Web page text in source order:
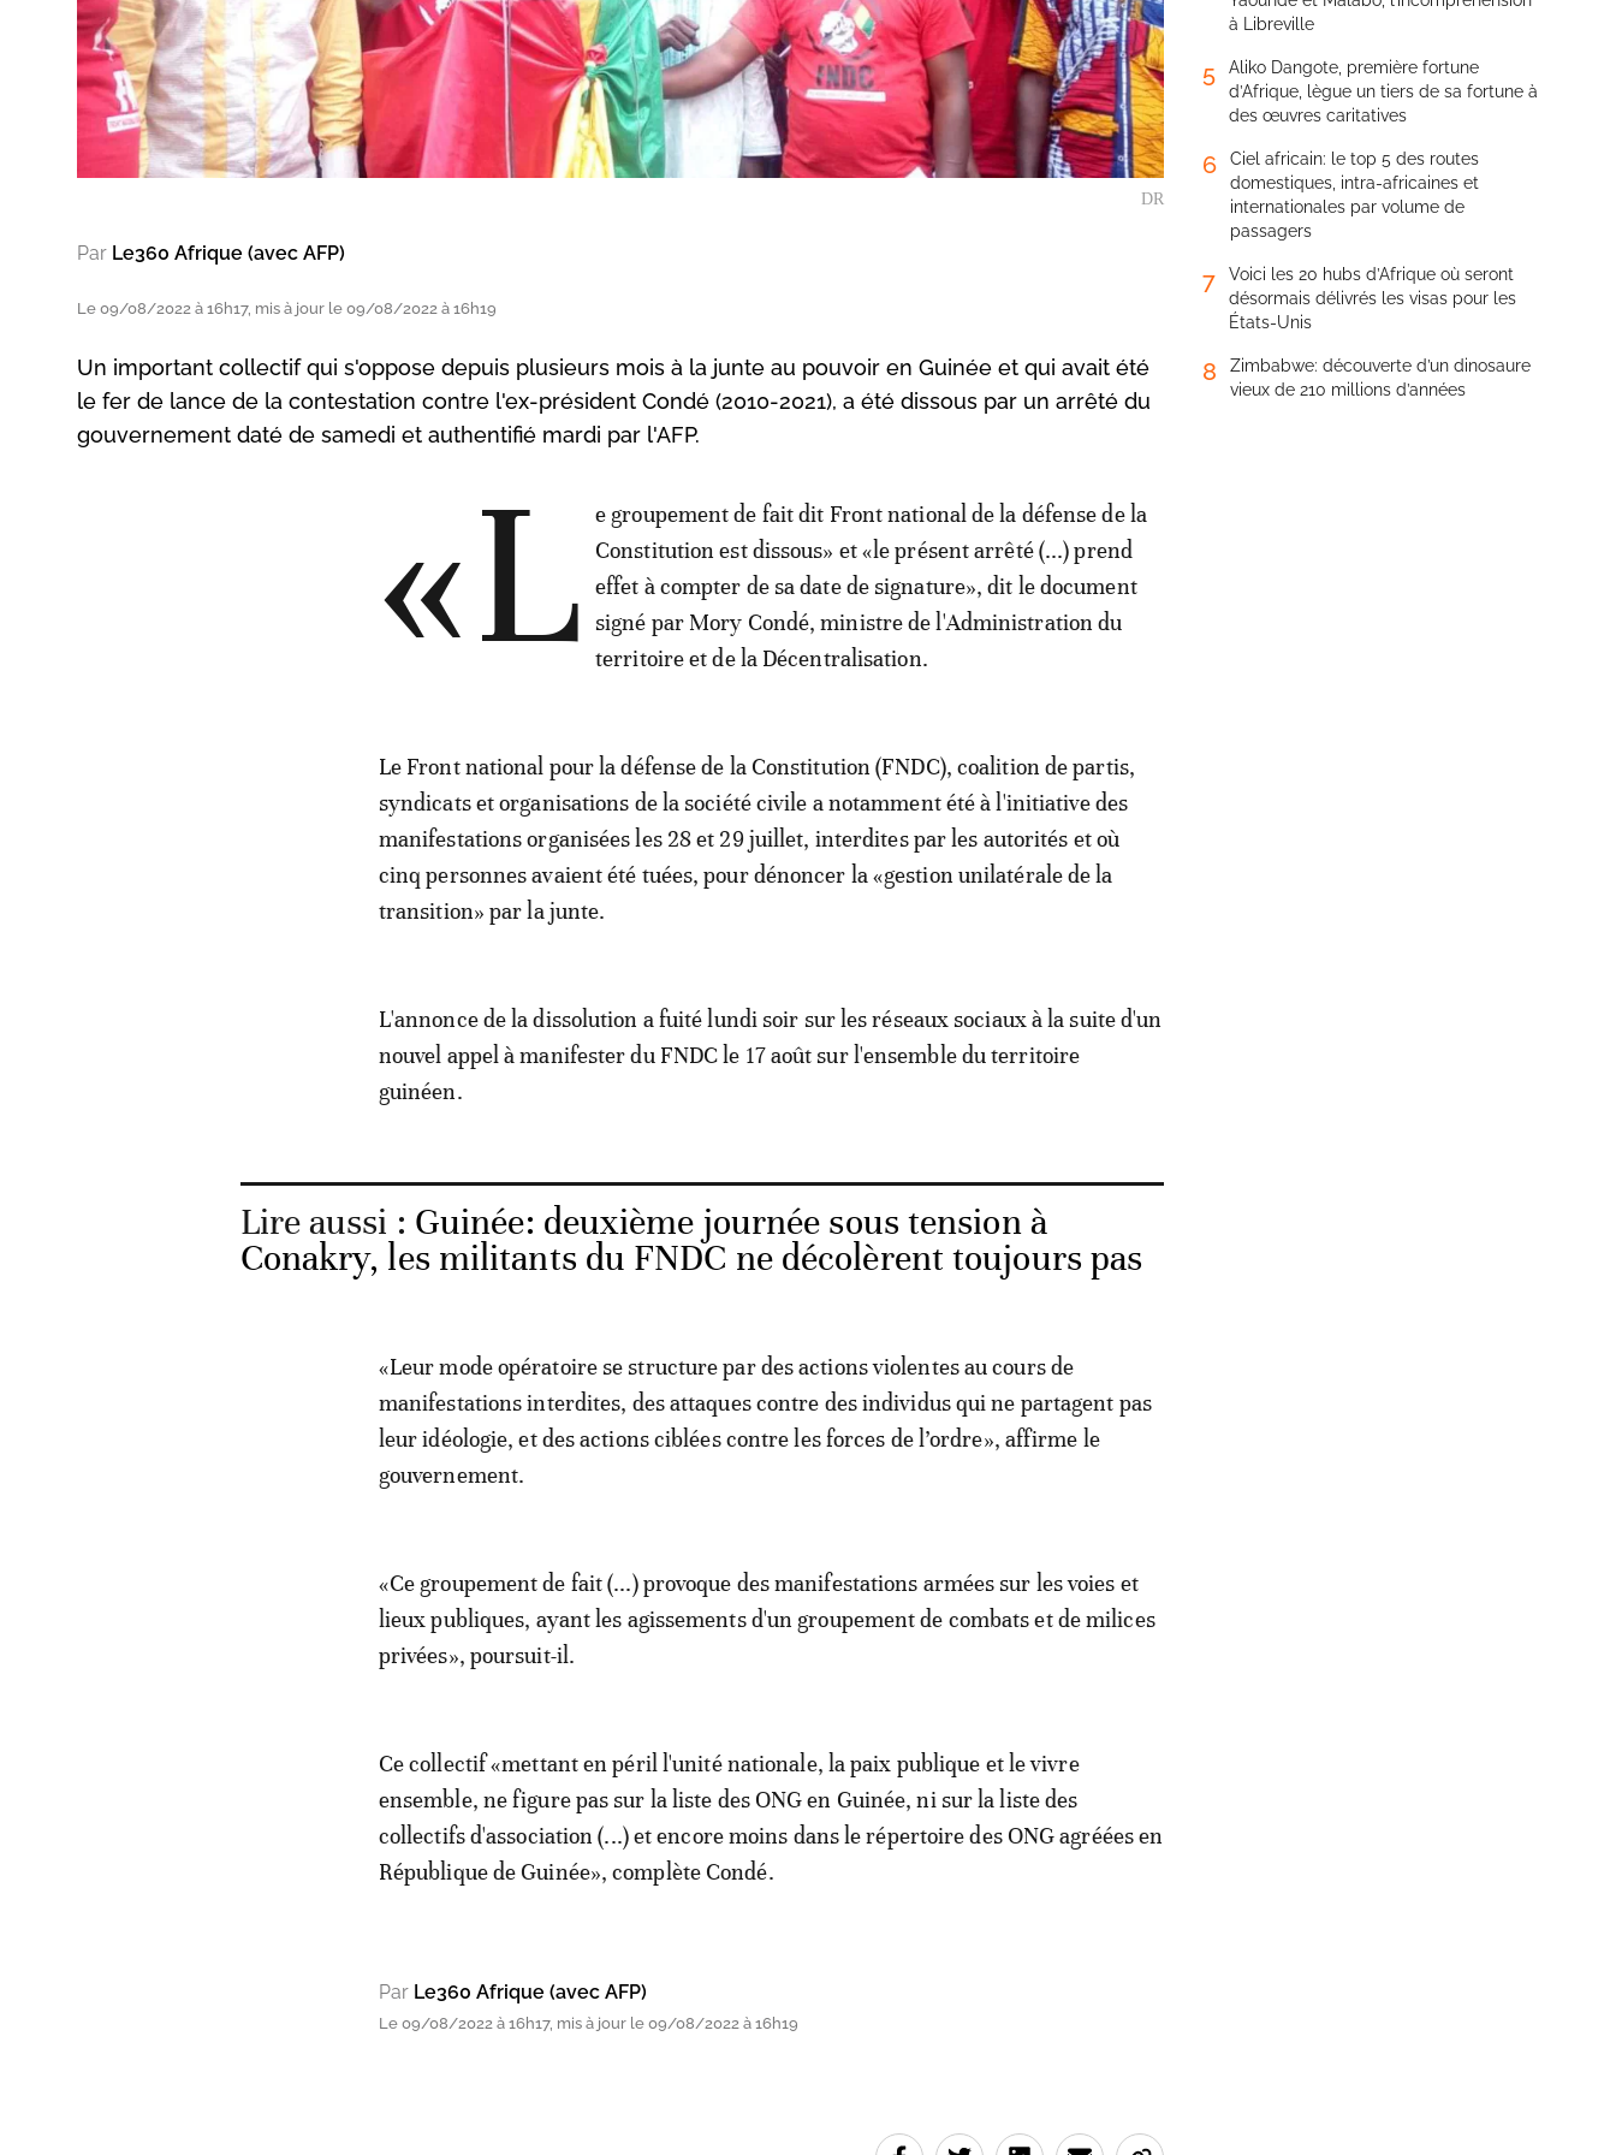
DR
Par Le360 Afrique (avec AFP)
Le 09/08/2022 à 16h17, mis à jour le 09/08/2022 à 16h19
Un important collectif qui s'oppose depuis plusieurs mois à la junte au pouvoir en Guinée et qui avait été
le fer de lance de la contestation contre l'ex-président Condé (2010-2021), a été dissous par un arrêté du
gouvernement daté de samedi et authentifié mardi par l'AFP.
«L
e groupement de fait dit Front national de la défense de la
Constitution est dissous» et «le présent arrêté (...) prend
effet à compter de sa date de signature», dit le document
signé par Mory Condé, ministre de l'Administration du
territoire et de la Décentralisation.
Le Front national pour la défense de la Constitution (FNDC), coalition de partis,
syndicats et organisations de la société civile a notamment été à l'initiative des
manifestations organisées les 28 et 29 juillet, interdites par les autorités et où
cinq personnes avaient été tuées, pour dénoncer la «gestion unilatérale de la
transition» par la junte.
L'annonce de la dissolution a fuité lundi soir sur les réseaux sociaux à la suite d'un
nouvel appel à manifester du FNDC le 17 août sur l'ensemble du territoire
guinéen.
Lire aussi : Guinée: deuxième journée sous tension à
Conakry, les militants du FNDC ne décolèrent toujours pas
«Leur mode opératoire se structure par des actions violentes au cours de
manifestations interdites, des attaques contre des individus qui ne partagent pas
leur idéologie, et des actions ciblées contre les forces de l’ordre», affirme le
gouvernement.
«Ce groupement de fait (...) provoque des manifestations armées sur les voies et
lieux publiques, ayant les agissements d'un groupement de combats et de milices
privées», poursuit-il.
Ce collectif «mettant en péril l'unité nationale, la paix publique et le vivre
ensemble, ne figure pas sur la liste des ONG en Guinée, ni sur la liste des
collectifs d'association (...) et encore moins dans le répertoire des ONG agréées en
République de Guinée», complète Condé.
Par Le360 Afrique (avec AFP)
Le 09/08/2022 à 16h17, mis à jour le 09/08/2022 à 16h19
à Libreville
5
Aliko Dangote, première fortune
d’Afrique, lègue un tiers de sa fortune à
des œuvres caritatives
6
Ciel africain: le top 5 des routes
domestiques, intra-africaines et
internationales par volume de
passagers
7
Voici les 20 hubs d’Afrique où seront
désormais délivrés les visas pour les
États-Unis
8
Zimbabwe: découverte d’un dinosaure
vieux de 210 millions d’années